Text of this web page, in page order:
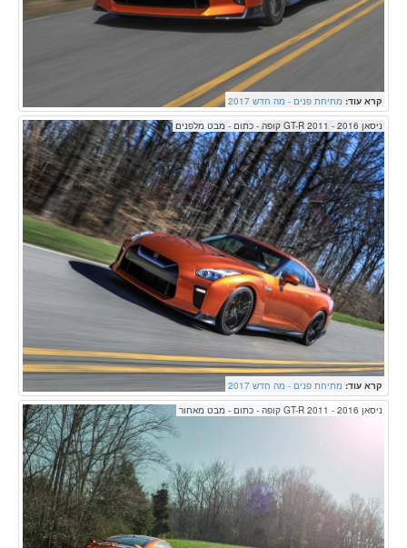
קרא עוד: מתיחת פנים - מה חדש 2017
ניסאן GT-R 2011 - 2016 קופה - כתום - מבט מלפנים
קרא עוד: מתיחת פנים - מה חדש 2017
ניסאן GT-R 2011 - 2016 קופה - כתום - מבט מאחור